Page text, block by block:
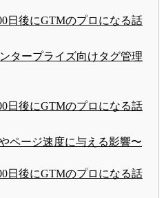
日後にGTMのプロになる話
タープライズ向けタグ管理
日後にGTMのプロになる話
ページ速度に与える影響〜
日後にGTMのプロになる話